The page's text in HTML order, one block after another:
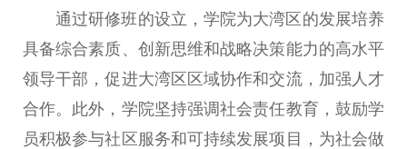
通过研修班的设立，学院为大湾区的发展培养
具备综合素质、创新思维和战略决策能力的高水平
领导干部，促进大湾区区域协作和交流，加强人才
合作。此外，学院坚持强调社会责任教育，鼓励学
员积极参与社区服务和可持续发展项目，为社会做